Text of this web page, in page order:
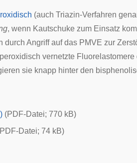
(auch Triazin-Verfahren
, wenn Kautschuke zum Einsatz
Angriff auf das PMVE zur
vernetzte
sie knapp hinter den
(PDF-Datei; 770 kB)
Datei; 74 kB)